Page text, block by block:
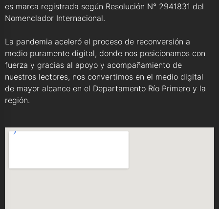
es marca registrada según Resolución N° 2941831 del
Nomenclador Internacional.
La pandemia aceleró el proceso de reconversión a
medio puramente digital, donde nos posicionamos con
fuerza y gracias al apoyo y acompañamiento de
nuestros lectores, nos convertimos en el medio digital
de mayor alcance en el Departamento Río Primero y la
región.